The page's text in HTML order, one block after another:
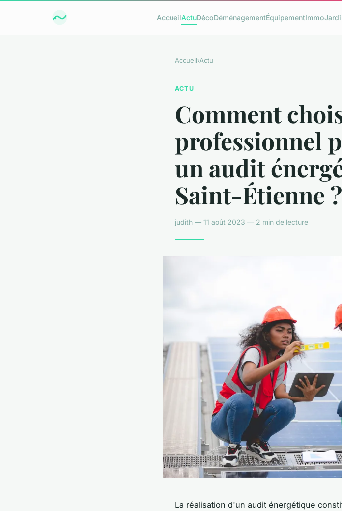
AccueilActuDécoDéménagementÉquipementImmo
Accueil›Actu
ACTU
Comment
professionnel
un audit
Saint-Étienne ?
judith — 11 août 2023 — 2 min de lecture
La réalisation d'un audit énergétique